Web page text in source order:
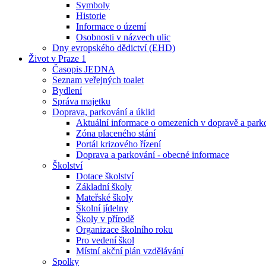
Symboly
Historie
Informace o území
Osobnosti v názvech ulic
Dny evropského dědictví (EHD)
Život v Praze 1
Časopis JEDNA
Seznam veřejných toalet
Bydlení
Správa majetku
Doprava, parkování a úklid
Aktuální informace o omezeních v dopravě a
Zóna placeného stání
Portál krizového řízení
Doprava a parkování - obecné informace
Školství
Dotace školství
Základní školy
Mateřské školy
Školní jídelny
Školy v přírodě
Organizace školního roku
Pro vedení škol
Místní akční plán vzdělávání
Spolky